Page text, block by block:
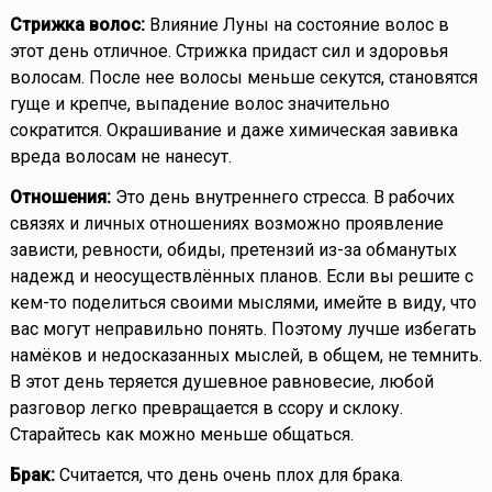
Стрижка волос:Влияние Луны на состояние волос в
этот день отличное. Стрижка придаст сил и здоровья
волосам. После нее волосы меньше секутся, становятся
гуще и крепче, выпадение волос значительно
сократится. Окрашивание и даже химическая завивка
вреда волосам не нанесут.
Отношения:Это день внутреннего стресса. В рабочих
связях и личных отношениях возможно проявление
зависти, ревности, обиды, претензий из-за обманутых
надежд и неосуществлённых планов. Если вы решите с
кем-то поделиться своими мыслями, имейте в виду, что
вас могут неправильно понять. Поэтому лучше избегать
намёков и недосказанных мыслей, в общем, не темнить.
В этот день теряется душевное равновесие, любой
разговор легко превращается в ссору и склоку.
Старайтесь как можно меньше общаться.
Брак:Считается, что день очень плох для брака.